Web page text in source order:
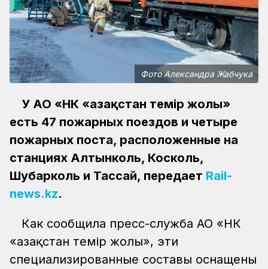
Фото Александра Жабчука
У АО «НК «Қазақстан темір жолы»
есть 47 пожарных поездов и четыре
пожарных поста, расположенные на
станциях Алтынколь, Косколь,
Шубарколь и Тассай, передает Rail-
news.kz.
Как сообщила пресс-служба АО «НК
«Қазақстан темір жолы», эти
специализированные составы оснащены